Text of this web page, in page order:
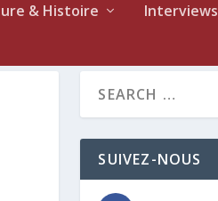
& Histoire Interviews
SUIVEZ-NOUS